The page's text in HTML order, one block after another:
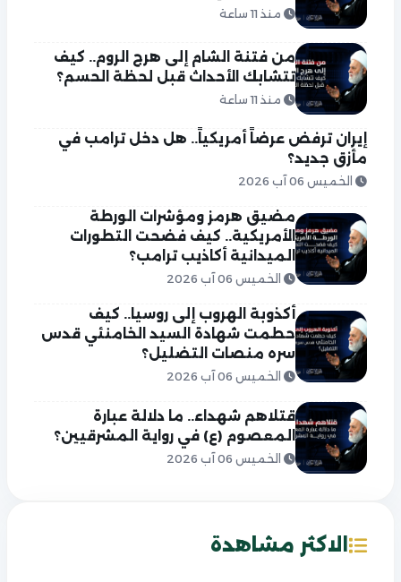
منذ 11 ساعة
من فتنة الشام إلى هرج الروم.. كيف
تتشابك الأحداث قبل لحظة الحسم؟
منذ 11 ساعة
إيران ترفض عرضاً أمريكياً.. هل دخل ترامب في
مأزق جديد؟
الخميس 06 آب 2026
مضيق هرمز ومؤشرات الورطة
الأمريكية.. كيف فضحت التطورات
الميدانية أكاذيب ترامب؟
الخميس 06 آب 2026
أكذوبة الهروب إلى روسيا.. كيف
حطمت شهادة السيد الخامنئي قدس
سره منصات التضليل؟
الخميس 06 آب 2026
قتلاهم شهداء.. ما دلالة عبارة
المعصوم (ع) في رواية المشرقيين؟
الخميس 06 آب 2026
الاكثر مشاهدة